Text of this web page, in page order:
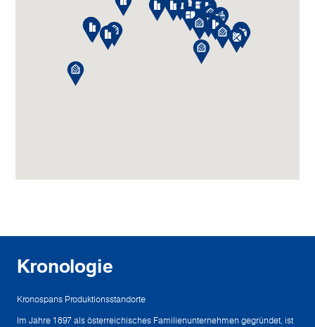
Kronologie
Kronospans Produktionsstandorte
Im Jahre 1897 als österreichisches Familienunternehmen gegründet, ist